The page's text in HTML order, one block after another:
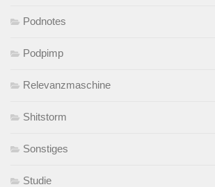
Podnotes
Podpimp
Relevanzmaschine
Shitstorm
Sonstiges
Studie